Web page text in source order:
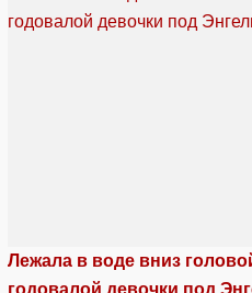
Лежала в воде вниз